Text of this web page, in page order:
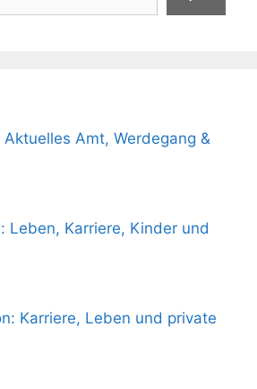
Amt, Werdegang &
Leben, Karriere, Kinder und
Karriere, Leben und private